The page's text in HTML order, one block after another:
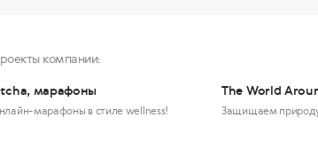
компании:
марафоны
марафоны в стиле wellness!
The World
Защищаем